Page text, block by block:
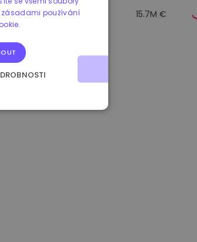
3.3B € 15.7M €
používání